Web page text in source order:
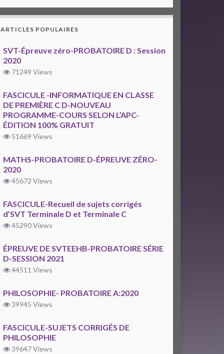
ARTICLES POPULAIRES
SVT-Épreuve zéro-PROBATOIRE D : Session
2020
71249 Views
FASCICULE -INFORMATIQUE EN CLASSE
DE PREMIÈRE C D-NOUVEAU
PROGRAMME-COURS SELON L’APC-
ÉDITION 100% GRATUIT
51669 Views
MATHS-PROBATOIRE D-ÉPREUVE ZÉRO-
2020
45672 Views
FASCICULE-Recueil de sujets corrigés
d’SVT Terminale D et Terminale C
45290 Views
ÉPREUVE DE SVTEEHB-PROBATOIRE SÉRIE
D-SESSION 2021
44511 Views
PHILOSOPHIE- PROBATOIRE A:2020
39945 Views
FASCICULE-SUJETS CORRIGÉS DE
PHILOSOPHIE
39647 Views